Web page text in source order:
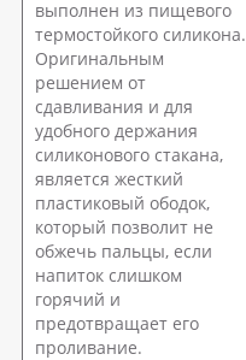
выполнен из пищевого
термостойкого силикона.
Оригинальным
решением от
сдавливания и для
удобного держания
силиконового стакана,
является жесткий
пластиковый ободок,
который позволит не
обжечь пальцы, если
напиток слишком
горячий и
предотвращает его
проливание.